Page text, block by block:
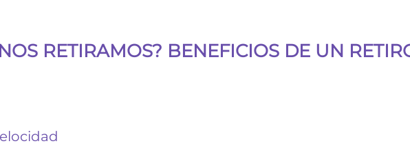
RETIRAMOS? BENEFICIOS DE UN